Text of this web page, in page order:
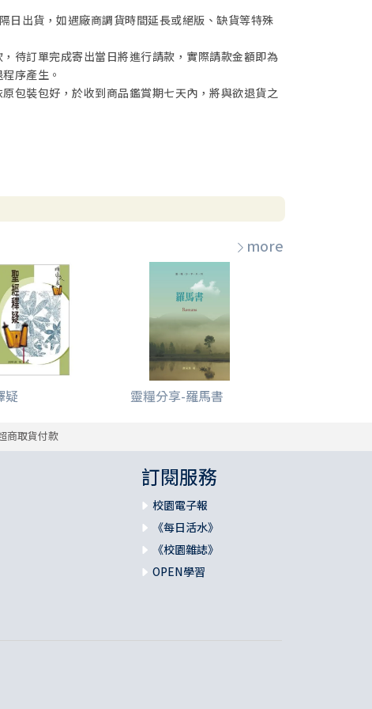
日出貨，如遇廠商調貨時間延長或絕版、缺貨等特殊
待訂單完成寄出當日將進行請款，實際請款金額即為
序產生。
包裝包好，於收到商品鑑賞期七天內，將與欲退貨之
more
疑 靈糧分享-羅馬書
商取貨付款
訂閱服務
校園電子報
《每日活水》
《校園雜誌》
OPEN學習